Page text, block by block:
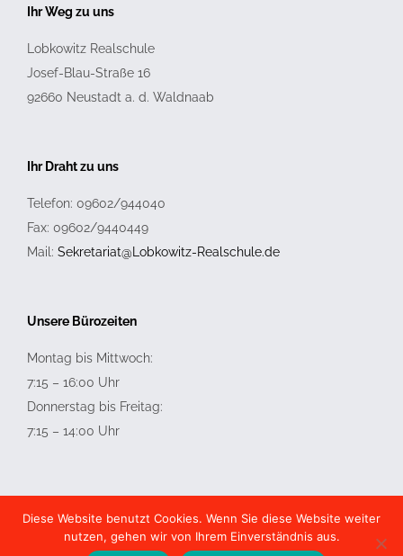
Ihr Weg zu uns
Lobkowitz Realschule
Josef-Blau-Straße 16
92660 Neustadt a. d. Waldnaab
Ihr Draht zu uns
Telefon: 09602/944040
Fax: 09602/9440449
Mail: Sekretariat@Lobkowitz-Realschule.de
Unsere Bürozeiten
Montag bis Mittwoch:
7:15 – 16:00 Uhr
Donnerstag bis Freitag:
7:15 – 14:00 Uhr
Diese Website benutzt Cookies. Wenn Sie diese Website weiter
nutzen, gehen wir von Ihrem Einverständnis aus.